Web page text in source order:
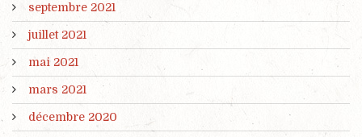
septembre 2021
juillet 2021
mai 2021
mars 2021
décembre 2020